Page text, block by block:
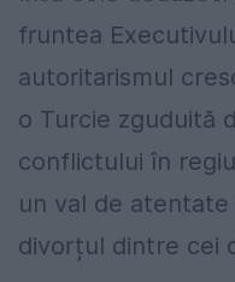
fruntea
autoritarismul
o Turcie zguduită
conflictului în
un val de
divorțul dintre cei